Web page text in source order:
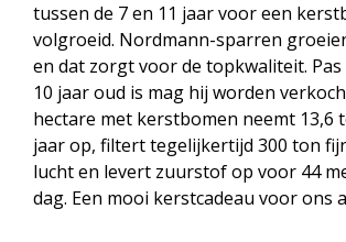
tussen de 7 en 11 jaar voor een
volgroeid. Nordmann-sparren
en dat zorgt voor de topkwaliteit. Pas
10 jaar oud is mag hij worden
hectare met kerstbomen neemt 13,6
jaar op, filtert tegelijkertijd 300 ton
lucht en levert zuurstof op voor 44
dag. Een mooi kerstcadeau voor ons